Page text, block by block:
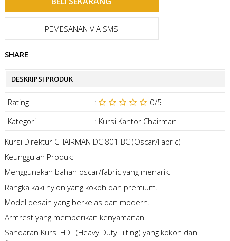
PEMESANAN VIA SMS
SHARE
DESKRIPSI PRODUK
Rating : 0/5
Kategori
: Kursi Kantor Chairman
Kursi Direktur CHAIRMAN DC 801 BC (Oscar/Fabric)
Keunggulan Produk:
Menggunakan bahan oscar/fabric yang menarik.
Rangka kaki nylon yang kokoh dan premium.
Model desain yang berkelas dan modern.
Armrest yang memberikan kenyamanan.
Sandaran Kursi HDT (Heavy Duty Tilting) yang kokoh dan